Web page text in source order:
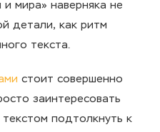
мира» наверняка не
детали, как ритм
текста.
стоит совершенно
заинтересовать
подтолкнуть к